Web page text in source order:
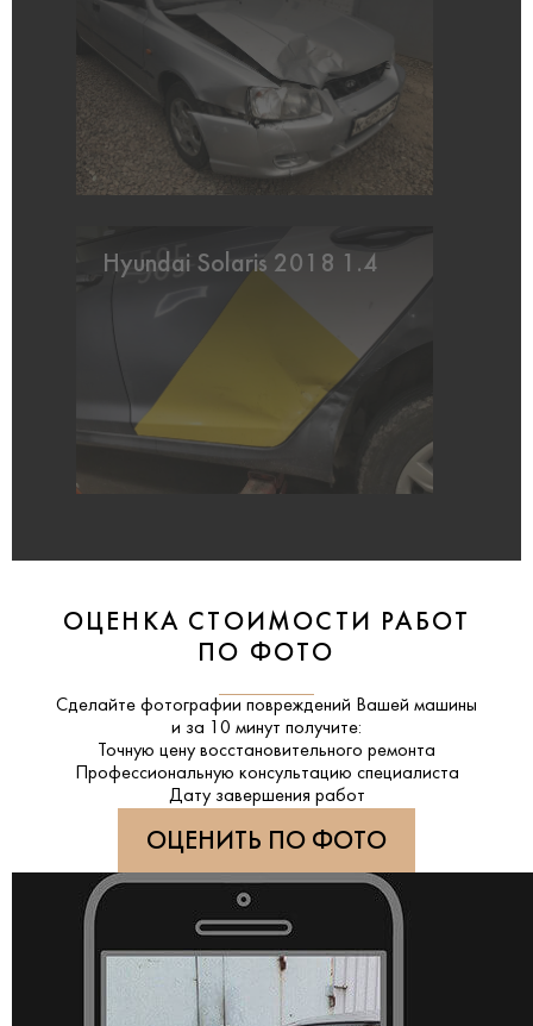
Hyundai Solaris 2018 1.4
ОЦЕНКА СТОИМОСТИ РАБОТ
ПО ФОТО
Сделайте фотографии повреждений Вашей машины
и за 10 минут получите:
Точную цену восстановительного ремонта
Профессиональную консультацию специалиста
Дату завершения работ
ОЦЕНИТЬ ПО ФОТО